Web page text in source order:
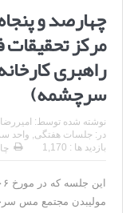
چهارصد و
مرکز
راهبری
سرچشمه)
نوشته شده توسط:
در: جلسات هفتگی, واحد
بازدید ها : 1,170
مولیبدن مجتمع مس